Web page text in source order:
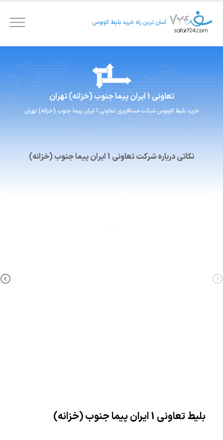
آسان ترین راه خرید بلیط اتوبوس
تعاونی 1 ایران پیما جنوب (خزانه) تهران
خرید بلیط اتوبوس شرکت مسافربری تعاونی 1 ایران پیما جنوب (خزانه) تهران
نکاتی درباره شرکت تعاونی 1 ایران پیما جنوب (خزانه)
بلیط تعاونی 1 ایران پیما جنوب (خزانه)